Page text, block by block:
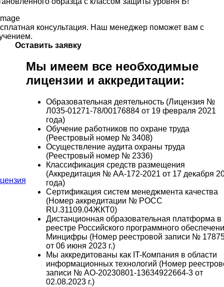
консультация. Наш менеджер поможет вам с
Оставить заявку
Мы имеем все необходимые
лицензии и аккредитации:
Образовательная деятельность (Лицензия №
Л035-01271-78/00176884 от 19 февраля 2021
года)
Обучение работников по охране труда
(Реестровый номер № 3408)
Осуществление аудита охраны труда
(Реестровый номер № 2336)
Классификация средств размещения
(Аккредитация № АА-172-2021 от 17 декабря
года)
Сертификация систем менеджмента качества
(Номер аккредитации № РОСС
RU.31109.04ЖКТ0)
Дистанционная образовательная платформа в
реестре Российского программного
Минцифры (Номер реестровой записи №
от 06 июня 2023 г.)
Мы аккредитованы как IT-Компания в области
информационных технологий (Номер
записи № АО-20230801-13634922664-3 от
02.08.2023 г.)